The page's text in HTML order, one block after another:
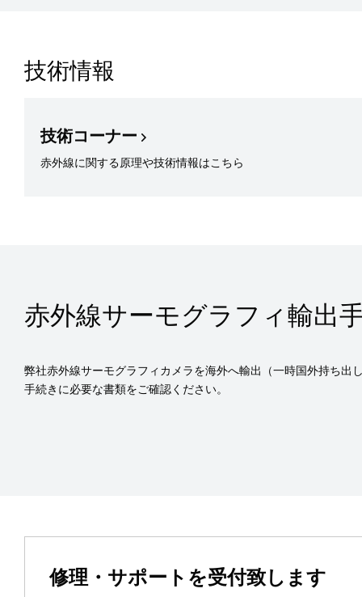
技術情報
技術コーナー
赤外線に関する原理や技術情報はこちら
赤外線サーモグラフィ輸出
弊社赤外線サーモグラフィカメラを海外へ輸出（一時国外持ち出
手続きに必要な書類をご確認ください。
修理・サポートを受付致します